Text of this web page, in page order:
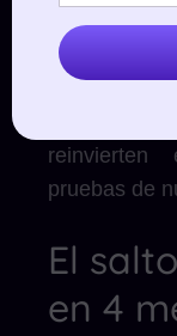
reinvierten
pruebas de
El
en 4